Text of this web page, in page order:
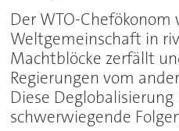
Der WTO-Chefökonom
Weltgemeinschaft in
Machtblöcke zerfällt
Regierungen vom
Diese
schwerwiegende